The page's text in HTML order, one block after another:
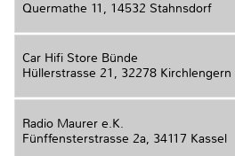
Quermathe 11, 14532 Stahnsdorf
Car Hifi Store Bünde
Hüllerstrasse 21, 32278 Kirchlengern
Radio Maurer e.K.
Fünffensterstrasse 2a, 34117 Kassel